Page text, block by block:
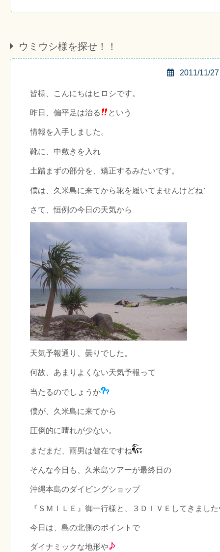
ウミウシ様を探せ！！
2011/11/27
皆様、こんにちはヒロシです。
昨日、偏平足は治る という
情報を入手しました。
靴に、中敷きを入れ
土踏まずの部分を、矯正するみたいです。
僕は、久米島に来てから靴を履いてませんけどね
さて、恒例の今日の天気から
天気予報通り、曇りでした。
何故、あまりよくない天気予報って
当たるのでしょうか
僕が、久米島に来てから
圧倒的に晴れが少ない。
まだまだ、雨男は健在ですね
そんな今日も、久米島ツアーが最終日の
沖縄本島のダイビングショップ
『ＳＭＩＬＥ』御一行様と、３ＤＩＶＥしてきました
今日は、島の北側のポイントで
ダイナミックな地形や